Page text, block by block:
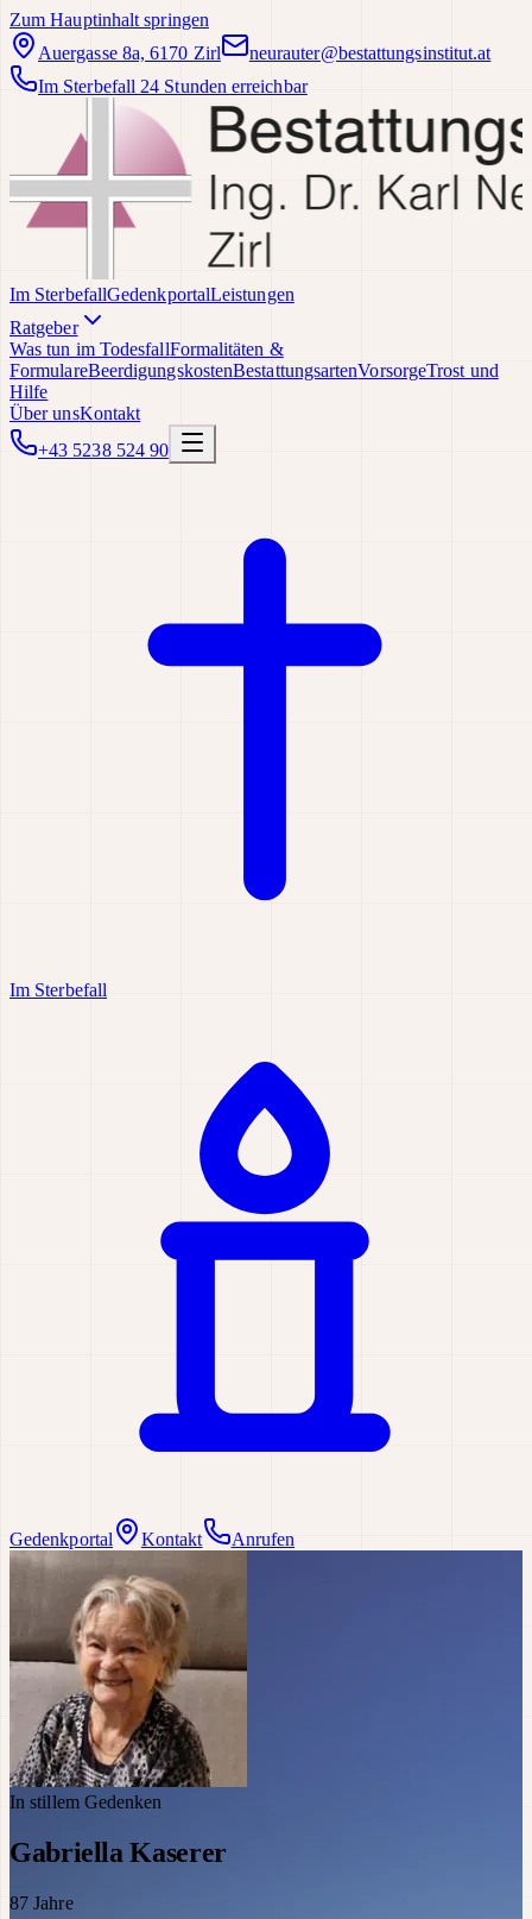
Zum Hauptinhalt springen
Auergasse 8a, 6170 Zirl
neurauter@bestattungsinstitut.at
Im Sterbefall 24 Stunden erreichbar
Im SterbefallGedenkportalLeistungen
Ratgeber
Was tun im TodesfallFormalitäten &
FormulareBeerdigungskostenBestattungsartenVorsorgeTrost und
Hilfe
Über unsKontakt
+43 5238 524 90
Im Sterbefall
Gedenkportal Kontakt Anrufen
In stillem Gedenken
Gabriella Kaserer
87 Jahre